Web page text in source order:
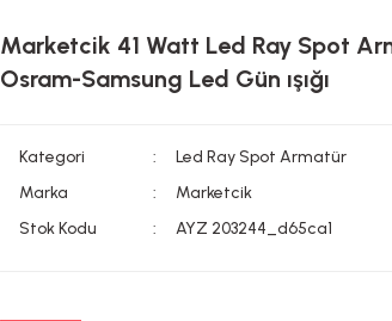
Marketcik 41 Watt Led Ray Spot
Osram-Samsung Led Gün ışığı
Kategori
Led Ray Spot Armatür
Marka
Marketcik
Stok Kodu
AYZ 203244_d65ca1